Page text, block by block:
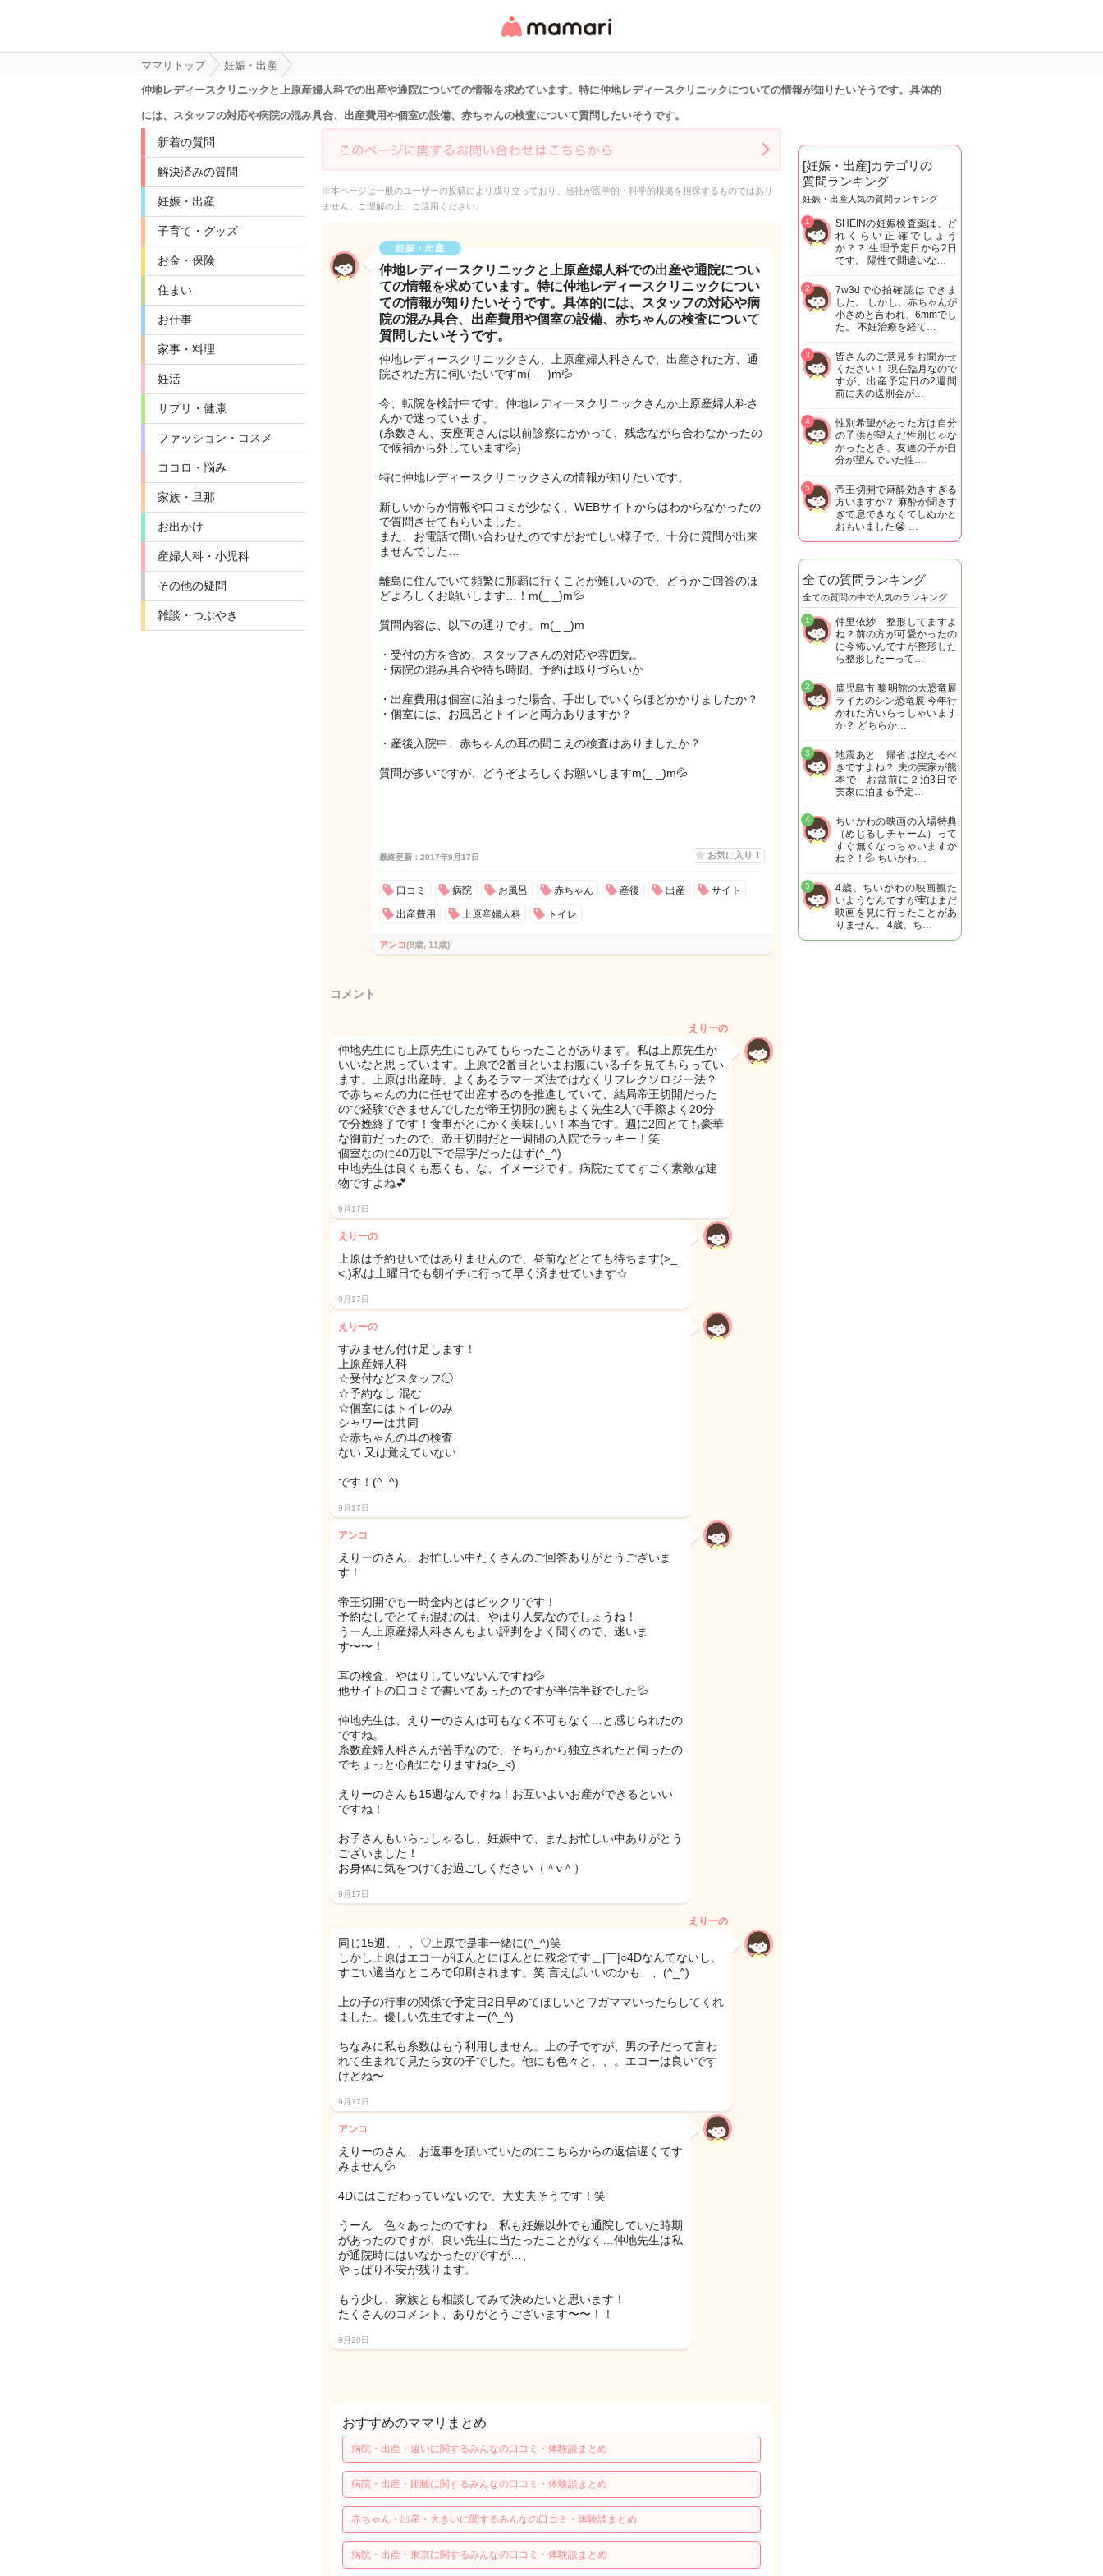
リ・情報サイト
ママリトップ
妊娠・出産
仲地レディースクリニックと上原産婦人科での出産や通院についての情報を求めています。特に仲地レディースクリニックについての情報が知りたいそうです。具体的
には、スタッフの対応や病院の混み具合、出産費用や個室の設備、赤ちゃんの検査について質問したいそうです。
新着の質問
解決済みの質問
妊娠・出産
子育て・グッズ
お金・保険
住まい
お仕事
家事・料理
妊活
サプリ・健康
ファッション・コスメ
ココロ・悩み
家族・旦那
お出かけ
産婦人科・小児科
その他の疑問
雑談・つぶやき
※本ページは一般のユーザーの投稿により成り立っており、当社が医学的・科学的根拠を担保するものではあり
ません。ご理解の上、ご活用ください。
妊娠・出産
仲地レディースクリニックと上原産婦人科での出産や通院につい
ての情報を求めています。特に仲地レディースクリニックについ
ての情報が知りたいそうです。具体的には、スタッフの対応や病
院の混み具合、出産費用や個室の設備、赤ちゃんの検査について
質問したいそうです。
仲地レディースクリニックさん、上原産婦人科さんで、出産された方、通
院された方に伺いたいですm(_ _)m💦
今、転院を検討中です。仲地レディースクリニックさんか上原産婦人科さ
んかで迷っています。
(糸数さん、安座間さんは以前診察にかかって、残念ながら合わなかったの
で候補から外しています💦)
特に仲地レディースクリニックさんの情報が知りたいです。
新しいからか情報や口コミが少なく、WEBサイトからはわからなかったの
で質問させてもらいました。
また、お電話で問い合わせたのですがお忙しい様子で、十分に質問が出来
ませんでした…
離島に住んでいて頻繁に那覇に行くことが難しいので、どうかご回答のほ
どよろしくお願いします…！m(_ _)m💦
質問内容は、以下の通りです。m(_ _)m
・受付の方を含め、スタッフさんの対応や雰囲気。
・病院の混み具合や待ち時間、予約は取りづらいか
・出産費用は個室に泊まった場合、手出しでいくらほどかかりましたか？
・個室には、お風呂とトイレと両方ありますか？
・産後入院中、赤ちゃんの耳の聞こえの検査はありましたか？
質問が多いですが、どうぞよろしくお願いしますm(_ _)m💦
最終更新：2017年9月17日 お気に入り 1
口コミ 病院 お風呂 赤ちゃん 産後 出産 サイト
出産費用 上原産婦人科 トイレ
アンコ(8歳, 11歳)
コメント
えりーの
仲地先生にも上原先生にもみてもらったことがあります。私は上原先生が
いいなと思っています。上原で2番目といまお腹にいる子を見てもらってい
ます。上原は出産時、よくあるラマーズ法ではなくリフレクソロジー法？
で赤ちゃんの力に任せて出産するのを推進していて、結局帝王切開だった
ので経験できませんでしたが帝王切開の腕もよく先生2人で手際よく20分
で分娩終了です！食事がとにかく美味しい！本当です。週に2回とても豪華
な御前だったので、帝王切開だと一週間の入院でラッキー！笑
個室なのに40万以下で黒字だったはず(^_^)
中地先生は良くも悪くも、な、イメージです。病院たててすごく素敵な建
物ですよね💕
9月17日
えりーの
上原は予約せいではありませんので、昼前などとても待ちます(>_
<;)私は土曜日でも朝イチに行って早く済ませています☆
9月17日
えりーの
すみません付け足します！
上原産婦人科
☆受付などスタッフ◯
☆予約なし 混む
☆個室にはトイレのみ
シャワーは共同
☆赤ちゃんの耳の検査
ない 又は覚えていない
です！(^_^)
9月17日
アンコ
えりーのさん、お忙しい中たくさんのご回答ありがとうございま
す！
帝王切開でも一時金内とはビックリです！
予約なしでとても混むのは、やはり人気なのでしょうね！
うーん上原産婦人科さんもよい評判をよく聞くので、迷いま
す〜〜！
耳の検査、やはりしていないんですね💦
他サイトの口コミで書いてあったのですが半信半疑でした💦
仲地先生は、えりーのさんは可もなく不可もなく…と感じられたの
ですね。
糸数産婦人科さんが苦手なので、そちらから独立されたと伺ったの
でちょっと心配になりますね(>_<)
えりーのさんも15週なんですね！お互いよいお産ができるといい
ですね！
お子さんもいらっしゃるし、妊娠中で、またお忙しい中ありがとう
ございました！
お身体に気をつけてお過ごしください（＾ν＾）
9月17日
えりーの
同じ15週、、、♡上原で是非一緒に(^_^)笑
しかし上原はエコーがほんとにほんとに残念です＿|￣|○4Dなんてないし、
すごい適当なところで印刷されます。笑 言えばいいのかも、、(^_^)
上の子の行事の関係で予定日2日早めてほしいとワガママいったらしてくれ
ました。優しい先生ですよー(^_^)
ちなみに私も糸数はもう利用しません。上の子ですが、男の子だって言わ
れて生まれて見たら女の子でした。他にも色々と、、。エコーは良いです
けどね〜
9月17日
アンコ
えりーのさん、お返事を頂いていたのにこちらからの返信遅くてす
みません💦
4Dにはこだわっていないので、大丈夫そうです！笑
うーん…色々あったのですね…私も妊娠以外でも通院していた時期
があったのですが、良い先生に当たったことがなく…仲地先生は私
が通院時にはいなかったのですが…、
やっぱり不安が残ります。
もう少し、家族とも相談してみて決めたいと思います！
たくさんのコメント、ありがとうございます〜〜！！
9月20日
おすすめのママリまとめ
病院・出産・遠いに関するみんなの口コミ・体験談まとめ
病院・出産・距離に関するみんなの口コミ・体験談まとめ
赤ちゃん・出産・大きいに関するみんなの口コミ・体験談まとめ
病院・出産・東京に関するみんなの口コミ・体験談まとめ
[妊娠・出産]カテゴリの
質問ランキング
妊娠・出産人気の質問ランキング
SHEINの妊娠検査薬は、ど
れくらい正確でしょう
か？？ 生理予定日から2日
です。 陽性で間違いな…
1
7w3dで心拍確認はできま
した。 しかし、赤ちゃんが
小さめと言われ、6mmでし
た。 不妊治療を経て…
2
皆さんのご意見をお聞かせ
ください！ 現在臨月なので
すが、出産予定日の2週間
前に夫の送別会が…
3
性別希望があった方は自分
の子供が望んだ性別じゃな
かったとき、友達の子が自
分が望んでいた性…
4
帝王切開で麻酔効きすぎる
方いますか？ 麻酔が聞きす
ぎて息できなくてしぬかと
おもいました😭 …
5
全ての質問ランキング
全ての質問の中で人気のランキング
仲里依紗 整形してますよ
ね？前の方が可愛かったの
に今怖いんですが整形した
ら整形したーって…
1
鹿児島市 黎明館の大恐竜展
ライカのシン恐竜展 今年行
かれた方いらっしゃいます
か？ どちらか…
2
地震あと 帰省は控えるべ
きですよね？ 夫の実家が熊
本で お盆前に２泊3日で
実家に泊まる予定…
3
ちいかわの映画の入場特典
（めじるしチャーム）って
すぐ無くなっちゃいますか
ね？！💦 ちいかわ…
4
4歳、ちいかわの映画観た
いようなんですが実はまだ
映画を見に行ったことがあ
りません。 4歳、ち…
5